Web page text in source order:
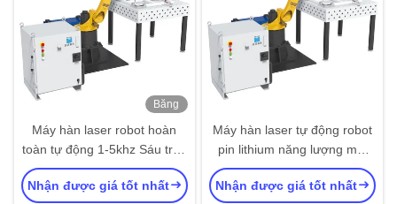
Băng
Máy hàn laser robot hoàn
toàn tự động 1-5khz Sáu trục
Sáu trục Thiết bị hàn tự động
Nhận được giá tốt nhất
Máy hàn laser tự động robot
pin lithium năng lượng mới
sáu trục nhận ra quá trình
hàn tự động hóa
Nhận được giá tốt nhất